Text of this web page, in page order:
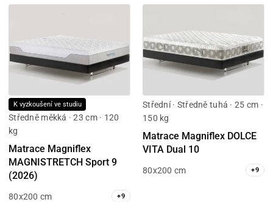
K vyzkoušení ve studiu
Středně měkká · 23 cm · 120
kg
Matrace Magniflex
MAGNISTRETCH Sport 9
(2026)
80x200 cm +9
Střední · Středně tuhá · 25 cm ·
150 kg
Matrace Magniflex DOLCE
VITA Dual 10
80x200 cm +9